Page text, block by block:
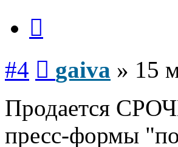
#4 gaiva » 15
Продается
пресс-формы